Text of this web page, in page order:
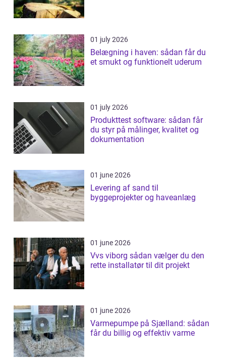
01 july 2026
Belægning i haven: sådan får du
et smukt og funktionelt uderum
01 july 2026
Produkttest software: sådan får
du styr på målinger, kvalitet og
dokumentation
01 june 2026
Levering af sand til
byggeprojekter og haveanlæg
01 june 2026
Vvs viborg sådan vælger du den
rette installatør til dit projekt
01 june 2026
Varmepumpe på Sjælland: sådan
får du billig og effektiv varme